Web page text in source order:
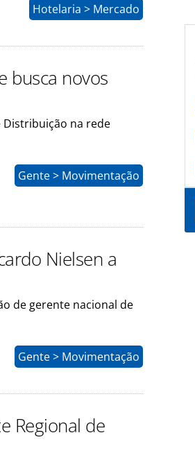
Hotelaria > Mercado
busca novos
Distribuição na rede
Gente > Movimentação
Nielsen a
de gerente nacional de
Gente > Movimentação
Regional de